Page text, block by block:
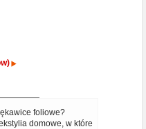
foliowe?
domowe, w które